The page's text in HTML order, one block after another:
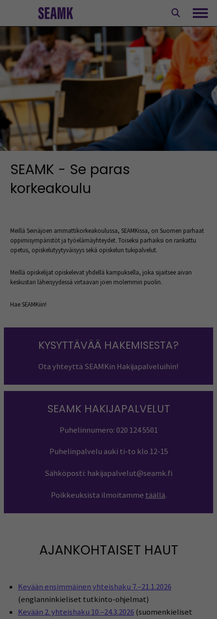
SEAMK - Se paras
korkeakoulu
Meillä Seinäjoen ammattikorkeakoulussa, SEAMKissa, on Suomen parhaat
oppimisympäristöt ja työelämäyhteydet. Toiseksi parhaiksi on rankattu
opetus, opiskelutyytyväisyys sekä opiskelun tukipalvelut.
Meillä opiskelijat opiskelevat yhdellä kampuksella, joka sijaitsee aivan
keskustan läheisyydessä virtaavan joen molemmin puolin.
Hae SEAMKiin!
KYSYTTÄVÄÄ HAKEMISESTA?
Ota yhteyttä SEAMKin Hakijapalveluihin!
SEAMK HAKIJAPALVELUT
Puhelinnumero: 020 124 5501
Puhelinpalvelu auki ti-to klo 12-15
Sähköposti: hakijapalvelut@seamk.fi
Poikkeuksista ilmoitamme täällä.
AJANKOHTAISET HAUT
Kevään ensimmäinen yhteishaku 7.–21.1.2026
(englanninkieliset tutkinto-ohjelmat)
Kevään 2. yhteishaku 10.–24.3.2026 (suomenkieliset